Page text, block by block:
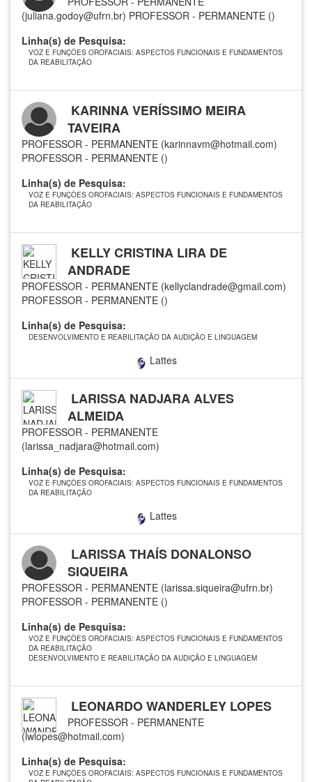
(juliana.godoy@ufrn.br) PROFESSOR - PERMANENTE ()
Linha(s) de Pesquisa:
VOZ E FUNÇÕES OROFACIAIS: ASPECTOS FUNCIONAIS E FUNDAMENTOS
DA REABILITAÇÃO
KARINNA VERÍSSIMO MEIRA
TAVEIRA
PROFESSOR - PERMANENTE (karinnavm@hotmail.com)
PROFESSOR - PERMANENTE ()
Linha(s) de Pesquisa:
VOZ E FUNÇÕES OROFACIAIS: ASPECTOS FUNCIONAIS E FUNDAMENTOS
DA REABILITAÇÃO
KELLY CRISTINA LIRA DE
ANDRADE
PROFESSOR - PERMANENTE (kellyclandrade@gmail.com)
PROFESSOR - PERMANENTE ()
Linha(s) de Pesquisa:
DESENVOLVIMENTO E REABILITAÇÃO DA AUDIÇÃO E LINGUAGEM
Lattes
LARISSA NADJARA ALVES
ALMEIDA
PROFESSOR - PERMANENTE
(larissa_nadjara@hotmail.com)
Linha(s) de Pesquisa:
VOZ E FUNÇÕES OROFACIAIS: ASPECTOS FUNCIONAIS E FUNDAMENTOS
DA REABILITAÇÃO
Lattes
LARISSA THAÍS DONALONSO
SIQUEIRA
PROFESSOR - PERMANENTE (larissa.siqueira@ufrn.br)
PROFESSOR - PERMANENTE ()
Linha(s) de Pesquisa:
VOZ E FUNÇÕES OROFACIAIS: ASPECTOS FUNCIONAIS E FUNDAMENTOS
DA REABILITAÇÃO
DESENVOLVIMENTO E REABILITAÇÃO DA AUDIÇÃO E LINGUAGEM
LEONARDO WANDERLEY LOPES
PROFESSOR - PERMANENTE
(lwlopes@hotmail.com)
Linha(s) de Pesquisa:
VOZ E FUNÇÕES OROFACIAIS: ASPECTOS FUNCIONAIS E FUNDAMENTOS